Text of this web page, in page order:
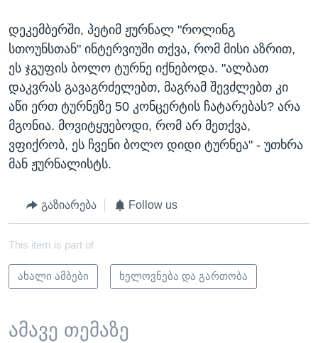
დეკემბერში, პეტიმ ჟურნალ "როლინგ
სთოუნსთან" ინტერვიუში თქვა, რომ მისი აზრით,
ეს ჯგუფის ბოლო ტურნე იქნებოდა. "ალბათ
დაკვრას გავაგრძელებთ, მაგრამ შევძლებთ კი
აწი ერთ ტურნეზე 50 კონცერტის ჩატარებას? არა
მგონია. მოვიტყუებოდი, რომ არ მეთქვა,
ვფიქრობ, ეს ჩვენი ბოლო დიდი ტურნეა" - უთხრა
მან ჟურნალისტს.
გაზიარება Follow us
This item is part of
ახალი ამბები ხელოვნება და გართობა
ამავე თემაზე